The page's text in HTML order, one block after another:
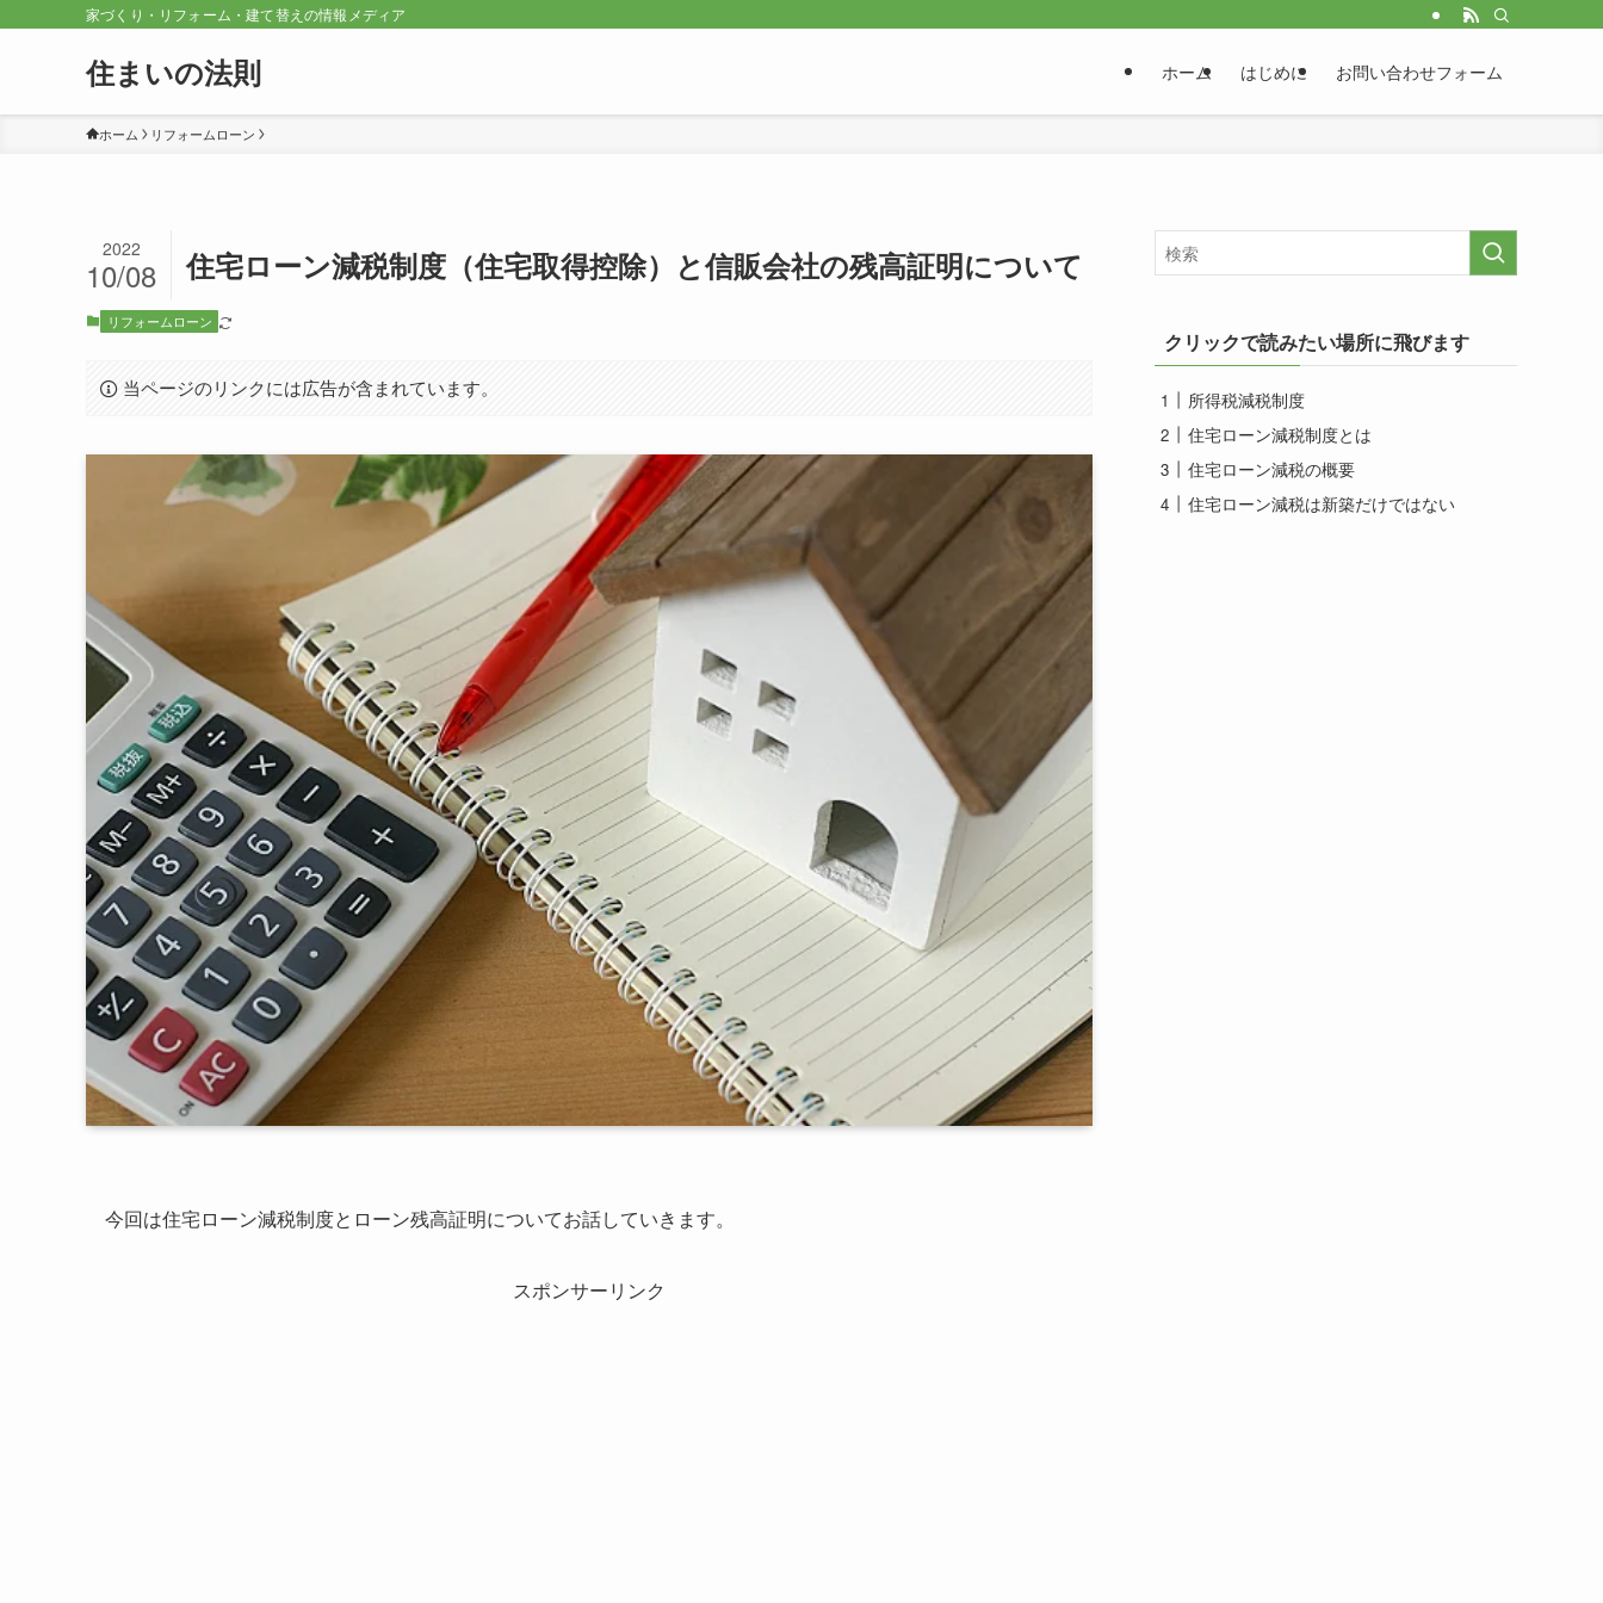
家づくり・リフォーム・建て替えの情報メディア
住まいの法則 ホーム はじめに お問い合わせフォーム
ホーム リフォームローン
住宅ローン減税制度（住宅取得控除）と信販会社の残高証明について
2022
10/08
リフォームローン
当ページのリンクには広告が含まれています。
今回は住宅ローン減税制度とローン残高証明についてお話していきます。
スポンサーリンク
クリックで読みたい場所に飛びます
所得税減税制度
住宅ローン減税制度とは
住宅ローン減税の概要
住宅ローン減税は新築だけではない